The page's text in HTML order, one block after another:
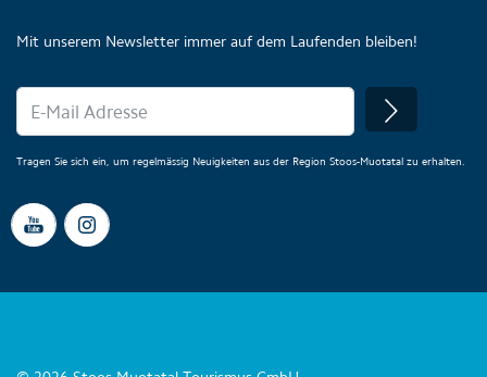
Mit unserem Newsletter immer auf dem Laufenden bleiben!
Tragen Sie sich ein, um regelmässig Neuigkeiten aus der Region Stoos-Muotatal zu erhalten.